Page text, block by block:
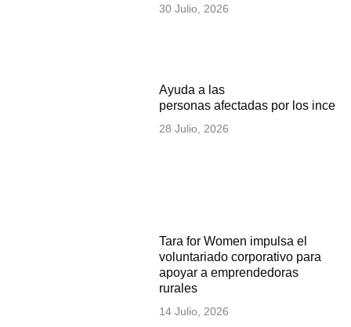
30 Julio, 2026
Ayuda a las
personas afectadas por los
28 Julio, 2026
Tara for Women impulsa el
voluntariado corporativo para
apoyar a emprendedoras
rurales
14 Julio, 2026